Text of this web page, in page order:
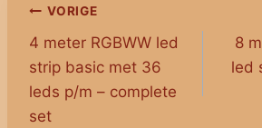
Bericht
navigatie
VORIGE
4 meter RGBWW led
strip basic met 36
leds p/m – complete
set
8
led